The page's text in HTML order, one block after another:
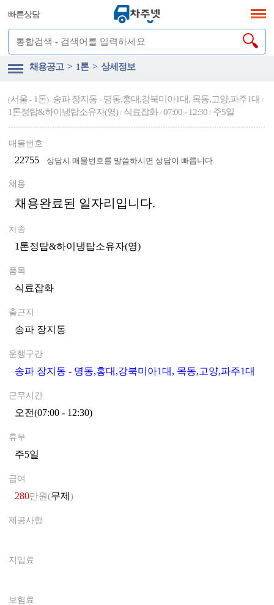
빠른상담
채용공고 > 1톤 > 상세정보
(서울 - 1톤) 송파 장지동 - 명동,홍대,강북미아1대, 목동,고양,파주1대/
1톤정탑&하이냉탑소유자(영)/ 식료잡화/ 07:00 - 12:30/ 주5일
매물번호
22755 상담시 매물번호를 말씀하시면 상담이 빠릅니다.
채용
채용완료된 일자리입니다.
차종
1톤정탑&하이냉탑소유자(영)
품목
식료잡화0
출근지
송파 장지동
운행구간
송파 장지동 - 명동,홍대,강북미아1대, 목동,고양,파주1대
근무시간
오전(07:00 - 12:30)0
휴무
주5일
급여
280만원(무제 )
제공사항
지입료
보험료